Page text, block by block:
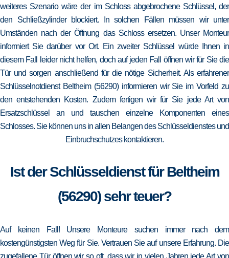
weiteres Szenario wäre der im Schloss abgebrochene Schlüssel, der
den Schließzylinder blockiert. In solchen Fällen müssen wir unter
Umständen nach der Öffnung das Schloss ersetzen. Unser Monteur
informiert Sie darüber vor Ort. Ein zweiter Schlüssel würde Ihnen in
diesem Fall leider nicht helfen, doch auf jeden Fall öffnen wir für Sie die
Tür und sorgen anschließend für die nötige Sicherheit. Als erfahrener
Schlüsselnotdienst Beltheim (56290) informieren wir Sie im Vorfeld zu
den entstehenden Kosten. Zudem fertigen wir für Sie jede Art von
Ersatzschlüssel an und tauschen einzelne Komponenten eines
Schlosses. Sie können uns in allen Belangen des Schlüsseldienstes und
Einbruchschutzes kontaktieren.
Ist der Schlüsseldienst für Beltheim
(56290) sehr teuer?
Auf keinen Fall! Unsere Monteure suchen immer nach dem
kostengünstigsten Weg für Sie. Vertrauen Sie auf unsere Erfahrung. Die
zugefallene Tür öffnen wir so oft, dass wir in vielen Jahren jede Art von